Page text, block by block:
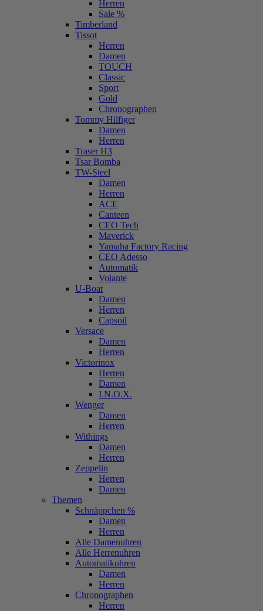
Herren
Sale %
Timberland
Tissot
Herren
Damen
TOUCH
Classic
Sport
Gold
Chronographen
Tommy Hilfiger
Damen
Herren
Traser H3
Tsar Bomba
TW-Steel
Damen
Herren
ACE
Canteen
CEO Tech
Maverick
Yamaha Factory Racing
CEO Adesso
Automatik
Volante
U-Boat
Damen
Herren
Capsoil
Versace
Damen
Herren
Victorinox
Herren
Damen
I.N.O.X.
Wenger
Damen
Herren
Withings
Damen
Herren
Zeppelin
Herren
Damen
Themen
Schnäppchen %
Damen
Herren
Alle Damenuhren
Alle Herrenuhren
Automatikuhren
Damen
Herren
Chronographen
Herren